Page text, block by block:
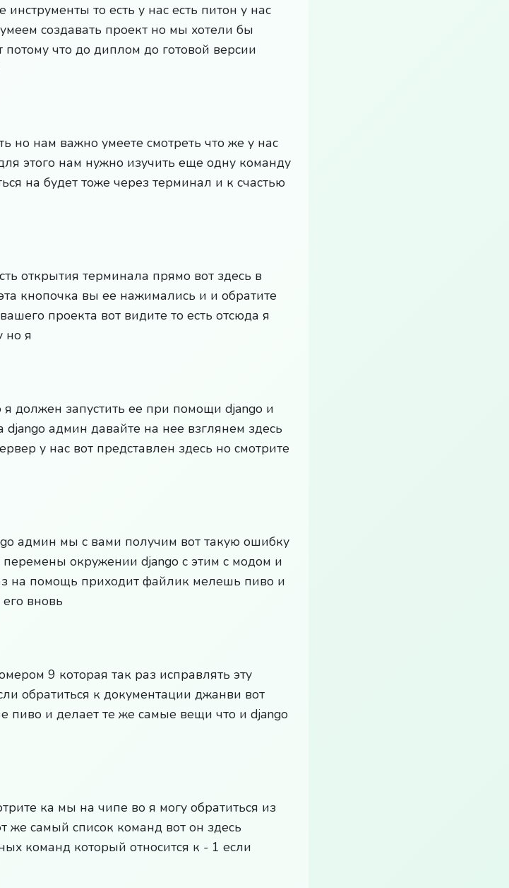
то есть у нас есть питон у нас
создавать проект но мы хотели бы
потому что до диплом до готовой версии
но нам важно умеете смотреть что же у нас
этого нам нужно изучить еще одну команду
на будет тоже через терминал и к счастью
открытия терминала прямо вот здесь в
кнопочка вы ее нажимались и и обратите
проекта вот видите то есть отсюда я
но я
я должен запустить ее при помощи django и
админ давайте на нее взглянем здесь
у нас вот представлен здесь но смотрите
админ мы с вами получим вот такую ошибку
перемены окружении django с этим с модом и
на помощь приходит файлик мелешь пиво и
вновь
9 которая так раз исправлять эту
обратиться к документации джанви вот
пиво и делает те же самые вещи что и django
ка мы на чипе во я могу обратиться из
самый список команд вот он здесь
команд который относится к - 1 если